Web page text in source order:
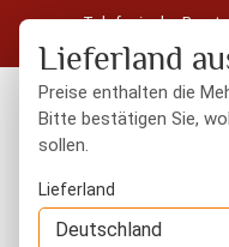
Zum Hauptinhalt
Telefonische
Kostenloser Versand in
Lieferland
Preise enthalten die
Bitte bestätigen Sie,
sollen.
Lieferland